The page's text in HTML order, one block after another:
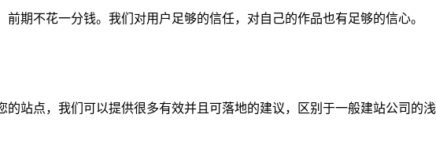
期不花一分钱。我们对用户足够的信任，对自己的作品也有足够的信心。
的站点，我们可以提供很多有效并且可落地的建议，区别于一般建站公司的